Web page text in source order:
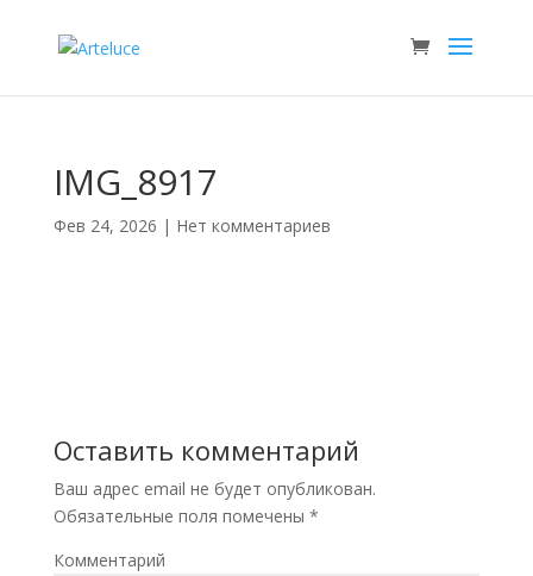
IMG_8917
Фев 24, 2026 | Нет комментариев
Оставить комментарий
Ваш адрес email не будет опубликован.
Обязательные поля помечены *
Комментарий